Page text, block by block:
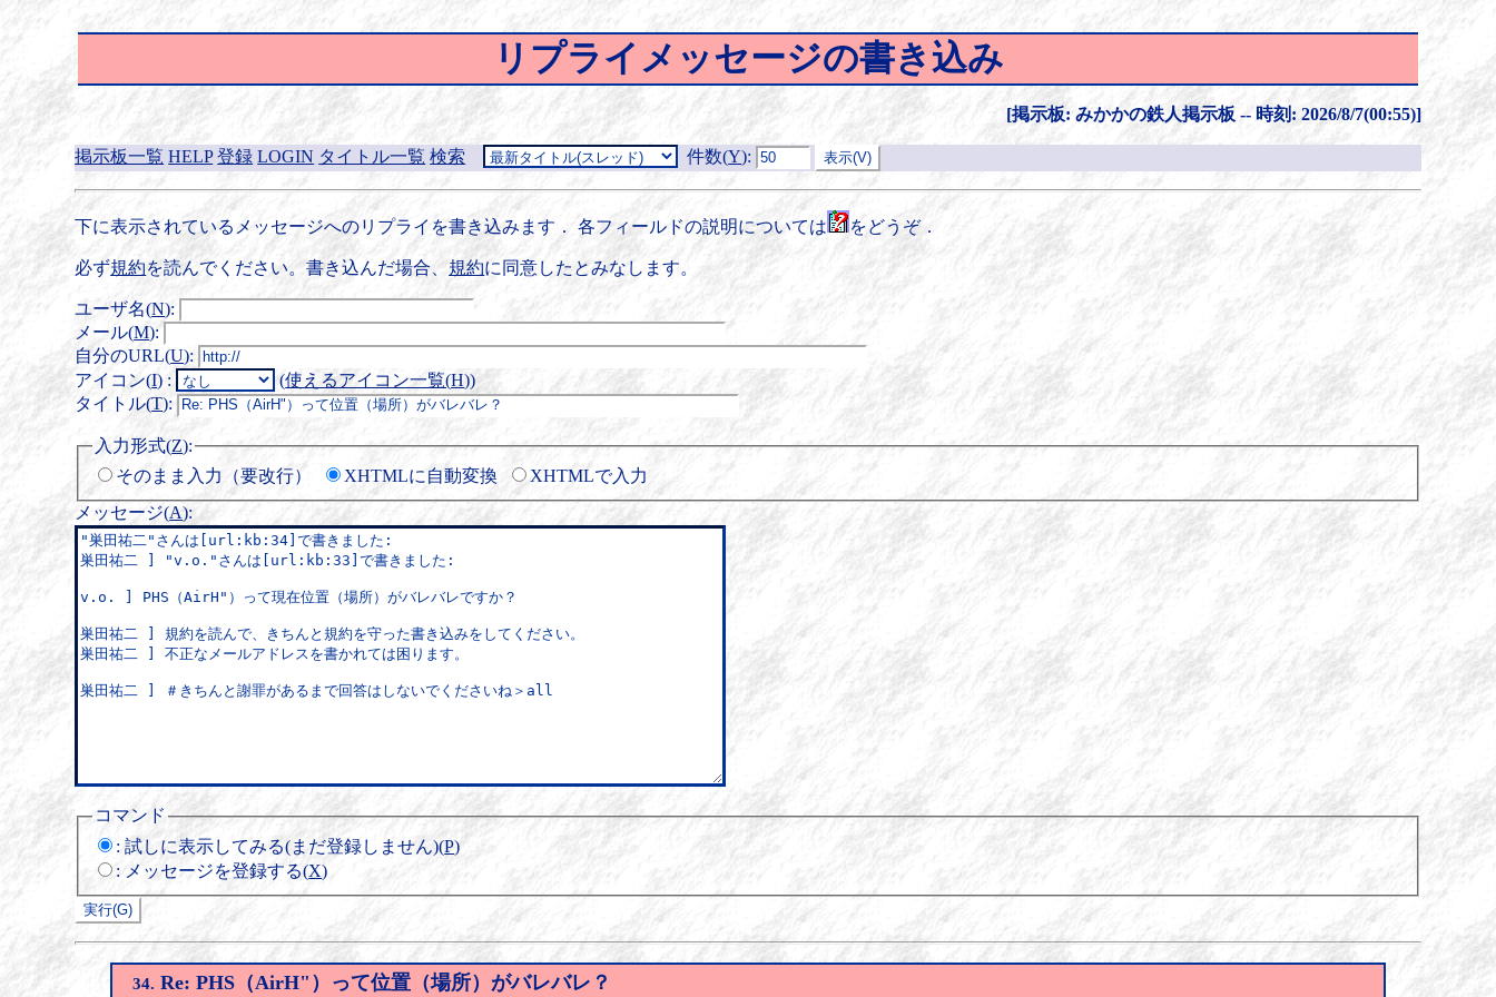
リプライメッセージの書き込み
[掲示板: みかかの鉄人掲示板 -- 時刻: 2026/8/7(00:55)]
掲示板一覧 HELP 登録 LOGIN タイトル一覧 検索 件数(Y):
下に表示されているメッセージへのリプライを書き込みます． 各フィールドの説明については をどうぞ．
必ず規約を読んでください。書き込んだ場合、 規約に同意したとみなします。
ユーザ名(N):
メール(M):
自分のURL(U):
アイコン(I) : (使えるアイコン一覧(H))
タイトル(T):
入力形式(Z):
そのまま入力（要改行）
XHTMLに自動変換
XHTMLで入力
メッセージ(A):
コマンド
:試しに表示してみる(まだ登録しません)(P)
: メッセージを登録する(X)
34. Re: PHS（AirH"）って位置（場所）がバレバレ？